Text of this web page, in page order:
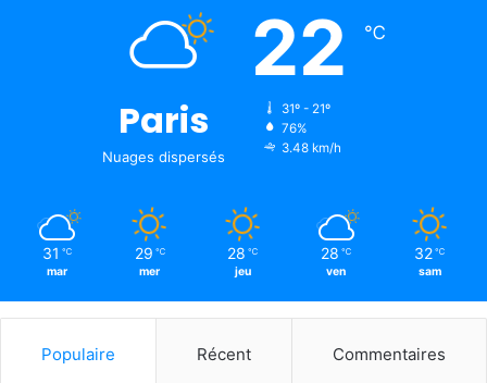
Paris
Nuages ​​dispersés
22 ℃
31º - 21º
76%
3.48 km/h
31 ℃
mar
29 ℃
mer
28 ℃
jeu
28 ℃
ven
32 ℃
sam
Populaire Récent Commentaires